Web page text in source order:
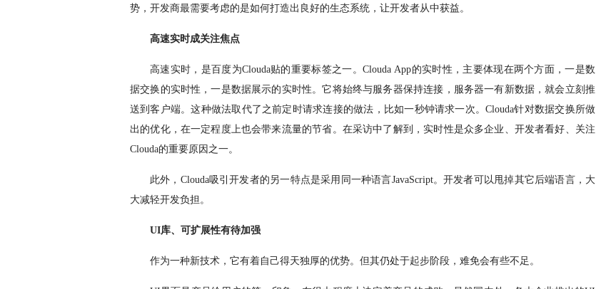
势，开发商最需要考虑的是如何打造出良好的生态系统，让开发者从中获益。
高速实时成关注焦点
高速实时，是百度为Clouda贴的重要标签之一。Clouda App的实时性，主要体现在两个方面，一是数
据交换的实时性，一是数据展示的实时性。它将始终与服务器保持连接，服务器一有新数据，就会立刻推
送到客户端。这种做法取代了之前定时请求连接的做法，比如一秒钟请求一次。Clouda针对数据交换所做
出的优化，在一定程度上也会带来流量的节省。在采访中了解到，实时性是众多企业、开发者看好、关注
Clouda的重要原因之一。
此外， Clouda吸引开发者的另一特点是采用同一种语言JavaScript。开发者可以甩掉其它后端语言，大
大减轻开发负担。
UI库、可扩展性有待加强
作为一种新技术，它有着自己得天独厚的优势。但其仍处于起步阶段，难免会有些不足。